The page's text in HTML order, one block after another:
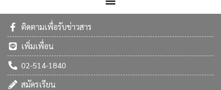
ติดตามเพื่อรับข่าวสาร
เพิ่มเพื่อน
02-514-1840
สมัครเรียน